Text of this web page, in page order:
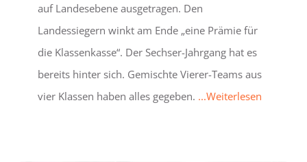
auf Landesebene ausgetragen. Den
Landessiegern winkt am Ende „eine Prämie für
die Klassenkasse“. Der Sechser-Jahrgang hat es
bereits hinter sich. Gemischte Vierer-Teams aus
vier Klassen haben alles gegeben. ...Weiterlesen